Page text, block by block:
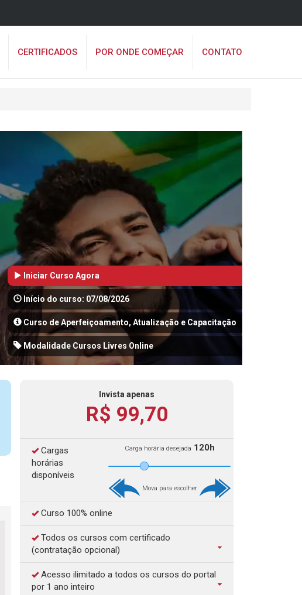
CERTIFICADOS POR ONDE COMEÇAR CONTATO
Iniciar Curso Agora
Início do curso: 07/08/2026
Curso de Aperfeiçoamento, Atualização e Capacitação
Modalidade Cursos Livres Online
Invista apenas
R$ 99,70
Cargas
horárias
disponíveis
Carga horária desejada 120h
Mova para escolher
Curso 100% online
Todos os cursos com certificado
(contratação opcional)
Acesso ilimitado a todos os cursos do portal
por 1 ano inteiro